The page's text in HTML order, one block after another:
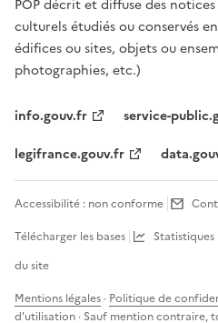
POP décrit et diffuse des
culturels étudiés ou conservés
édifices ou sites, objets ou
photographies, etc.)
info.gouv.fr
service-
legifrance.gouv.fr
Accessibilité : non conforme
Télécharger les bases
Statistiques
du site
Mentions légales · Politique de
d'utilisation · Sauf mention contraire,